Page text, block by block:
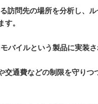
訪問先の場所を分析し、
。
バイルという製品に実装さ
交通費などの制限を守りつ